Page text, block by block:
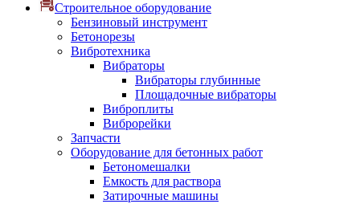
Строительное оборудование
Бензиновый инструмент
Бетонорезы
Вибротехника
Вибраторы
Вибраторы глубинные
Площадочные вибраторы
Виброплиты
Виброрейки
Запчасти
Оборудование для бетонных работ
Бетономешалки
Емкость для раствора
Затирочные машины